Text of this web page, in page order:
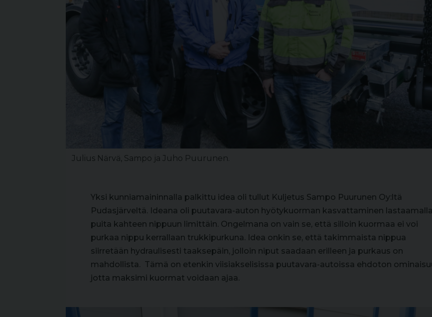
Julius Närvä, Sampo ja Juho Puurunen.
Yksi kunniamaininnalla palkittu idea oli tullut Kuljetus Sampo Puurunen Oy:ltä
Pudasjärveltä. Ideana oli puutavara-auton hyötykuorman kasvattaminen lastaamalla
puita kahteen nippuun limittäin. Ongelmana on vain se, että silloin kuormaa ei voi
purkaa nippu kerrallaan trukkipurkuna. Idea onkin se, että takimmaista nippua
siirretään hydraulisesti taaksepäin, jolloin niput saadaan erilleen ja purkaus on
mahdollista. Tämä on etenkin viisiakselisissa puutavara-autoissa ehdoton
jotta maksimi kuormat voidaan ajaa.